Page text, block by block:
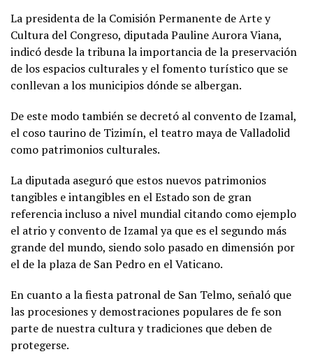
La presidenta de la Comisión Permanente de Arte y
Cultura del Congreso, diputada Pauline Aurora Viana,
indicó desde la tribuna la importancia de la preservación
de los espacios culturales y el fomento turístico que se
conllevan a los municipios dónde se albergan.
De este modo también se decretó al convento de Izamal,
el coso taurino de Tizimín, el teatro maya de Valladolid
como patrimonios culturales.
La diputada aseguró que estos nuevos patrimonios
tangibles e intangibles en el Estado son de gran
referencia incluso a nivel mundial citando como ejemplo
el atrio y convento de Izamal ya que es el segundo más
grande del mundo, siendo solo pasado en dimensión por
el de la plaza de San Pedro en el Vaticano.
En cuanto a la fiesta patronal de San Telmo, señaló que
las procesiones y demostraciones populares de fe son
parte de nuestra cultura y tradiciones que deben de
protegerse.